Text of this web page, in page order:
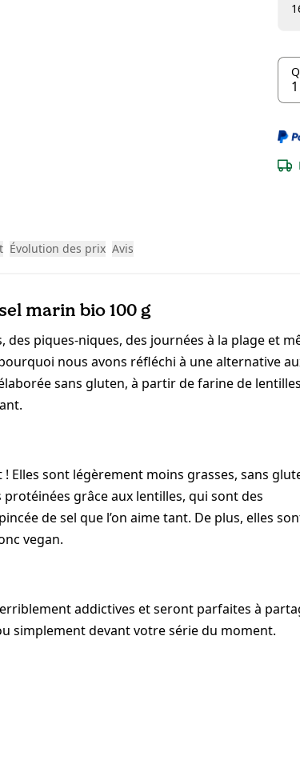
Évolution des prix Avis
marin bio 100 g
piques-niques, des journées à la plage et
nous avons réfléchi à une alternative
sans gluten, à partir de farine de
Elles sont légèrement moins grasses, sans
grâce aux lentilles, qui sont des
de sel que l’on aime tant. De plus, elles
vegan.
addictives et seront parfaites à
simplement devant votre série du moment.